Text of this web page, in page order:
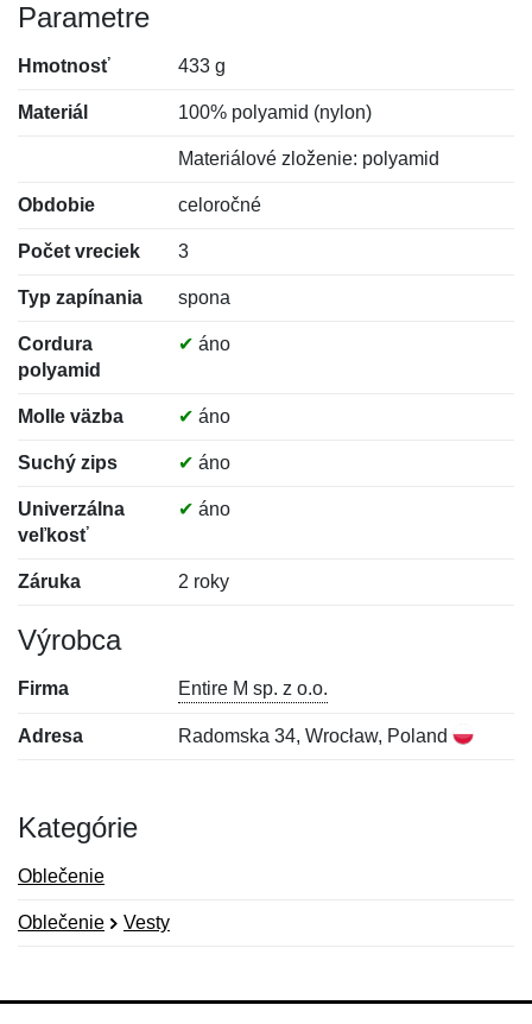
Parametre
Hmotnosť 433 g
Materiál 100% polyamid (nylon)
Materiálové zloženie: polyamid
Obdobie celoročné
Počet vreciek 3
Typ zapínania spona
Cordura
polyamid
✔ áno
Molle väzba ✔ áno
Suchý zips ✔ áno
Univerzálna
veľkosť
✔ áno
Záruka 2 roky
Výrobca
Firma Entire M sp. z o.o.
Adresa Radomska 34, Wrocław, Poland
Kategórie
Oblečenie
Oblečenie Vesty